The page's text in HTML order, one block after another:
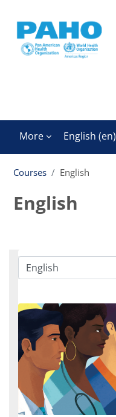
More English ‎(en)‎
Courses
English
English
Course categories